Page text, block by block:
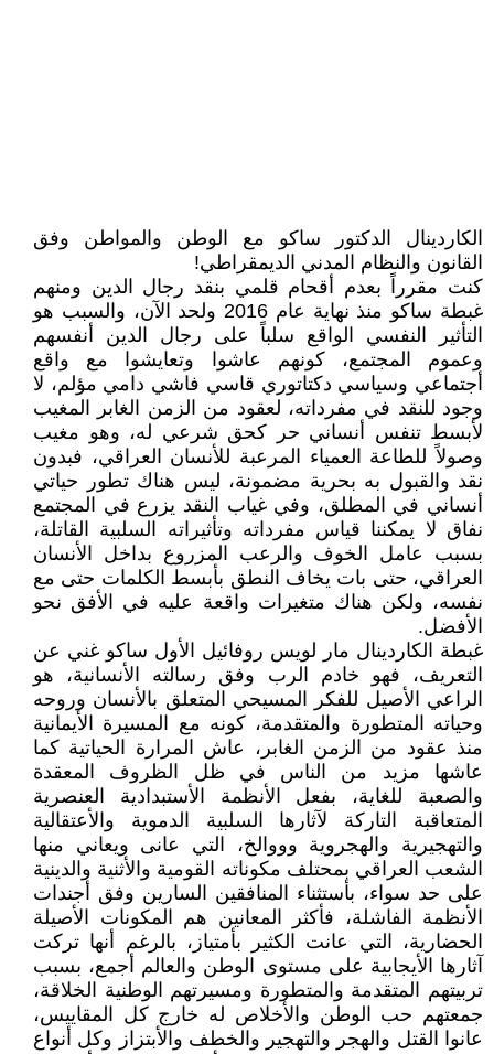
الكاردينال الدكتور ساكو مع الوطن والمواطن وفق
القانون والنظام المدني الديمقراطي!
كنت مقرراً بعدم أقحام قلمي بنقد رجال الدين ومنهم
غبطة ساكو منذ نهاية عام 2016 ولحد الآن، والسبب هو
التأثير النفسي الواقع سلباً على رجال الدين أنفسهم
وعموم المجتمع، كونهم عاشوا وتعايشوا مع واقع
أجتماعي وسياسي دكتاتوري قاسي فاشي دامي مؤلم، لا
وجود للنقد في مفرداته، لعقود من الزمن الغابر المغيب
لأبسط تنفس أنساني حر كحق شرعي له، وهو مغيب
وصولاً للطاعة العمياء المرعبة للأنسان العراقي، فبدون
نقد والقبول به بحرية مضمونة، ليس هناك تطور حياتي
أنساني في المطلق، وفي غياب النقد يزرع في المجتمع
نفاق لا يمكننا قياس مفرداته وتأثيراته السلبية القاتلة،
بسبب عامل الخوف والرعب المزروع بداخل الأنسان
العراقي، حتى بات يخاف النطق بأبسط الكلمات حتى مع
نفسه، ولكن هناك متغيرات واقعة عليه في الأفق نحو
الأفضل.
غبطة الكاردينال مار لويس روفائيل الأول ساكو غني عن
التعريف، فهو خادم الرب وفق رسالته الأنسانية، هو
الراعي الأصيل للفكر المسيحي المتعلق بالأنسان وروحه
وحياته المتطورة والمتقدمة، كونه مع المسيرة الأيمانية
منذ عقود من الزمن الغابر، عاش المرارة الحياتية كما
عاشها مزيد من الناس في ظل الظروف المعقدة
والصعبة للغاية، بفعل الأنظمة الأستبدادية العنصرية
المتعاقبة التاركة لآثارها السلبية الدموية والأعتقالية
والتهجيرية والهجروية وووالخ، التي عانى ويعاني منها
الشعب العراقي بمحتلف مكوناته القومية والأثنية والدينية
على حد سواء، بأستثناء المنافقين السارين وفق أجندات
الأنظمة الفاشلة، فأكثر المعانين هم المكونات الأصيلة
الحضارية، التي عانت الكثير بأمتياز، بالرغم أنها تركت
آثارها الأيجابية على مستوى الوطن والعالم أجمع، بسبب
تربيتهم المتقدمة والمتطورة ومسيرتهم الوطنية الخلاقة،
جمعتهم حب الوطن والأخلاص له خارج كل المقاييس،
عانوا القتل والهجر والتهجير والخطف والأبتزاز وكل أنواع